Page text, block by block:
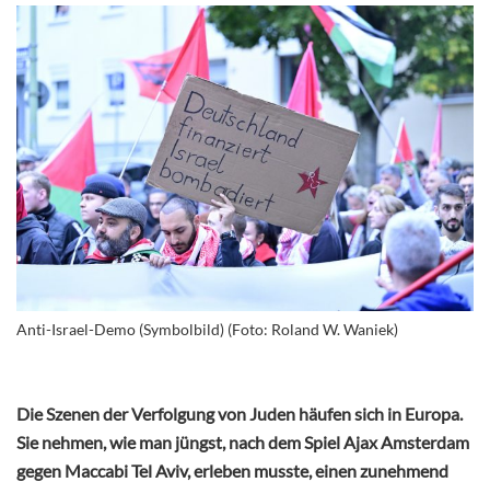
Anti-Israel-Demo (Symbolbild) (Foto: Roland W. Waniek)
Die Szenen der Verfolgung von Juden häufen sich in Europa.
Sie nehmen, wie man jüngst, nach dem Spiel Ajax Amsterdam
gegen Maccabi Tel Aviv, erleben musste, einen zunehmend